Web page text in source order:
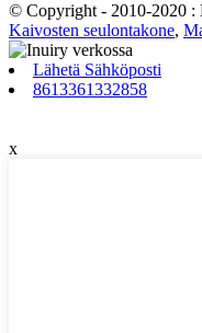
© Copyright - 2010-2020 :
Kaivosten seulontakone,
Lähetä Sähköposti
8613361332858
x